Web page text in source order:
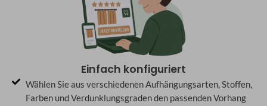
Einfach konfiguriert
Wählen Sie aus verschiedenen Aufhängungsarten, Stoffen,
Farben und Verdunklungsgraden den passenden Vorhang